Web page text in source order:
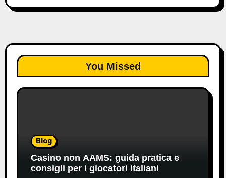
You Missed
Blog
Casino non AAMS: guida pratica e
consigli per i giocatori italiani